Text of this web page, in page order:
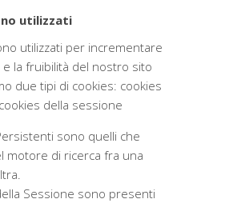
utilizzati
utilizzati per incrementare
e la fruibilità del nostro sito
due tipi di cookies: cookies
della sessione
sono quelli che
motore di ricerca fra una
Sessione sono presenti